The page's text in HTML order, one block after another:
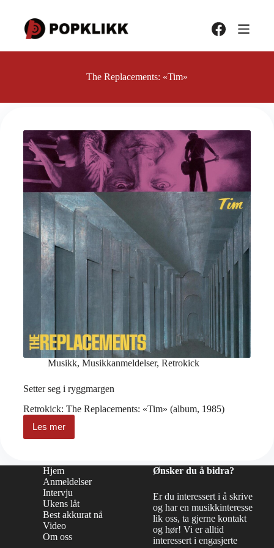
innholdet
The Replacements: «Tim»
Musikk, Musikkanmeldelser, Retrokick
Setter seg i ryggmargen
Retrokick: The Replacements: «Tim» (album, 1985)
Les mer
Setter
seg
Hjem
Anmeldelser
Intervju
Ukens låt
Best akkurat nå
Video
Om oss
Ønsker du å bidra?
Er du interessert i å skrive
og har en musikkinteresse
lik oss, ta gjerne kontakt
og hør! Vi er alltid
interessert i engasjerte